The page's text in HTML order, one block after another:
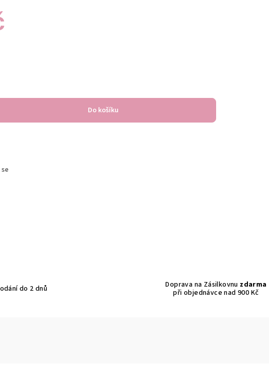
Do košíku
do 2 dnů Doprava na Zásilkovnu zdarma
při objednávce nad 900 Kč